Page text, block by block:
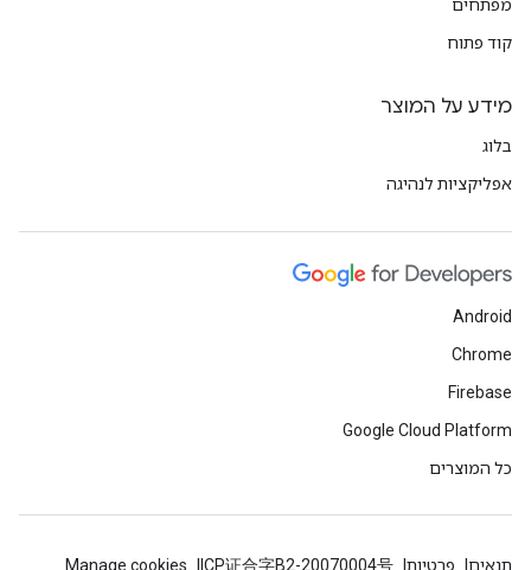
מפתחים
קוד פתוח
מידע על המוצר
בלוג
אפליקציות לנהיגה
Android
Chrome
Firebase
Google Cloud Platform
כל המוצרים
תנאים פרטיות ICP证合字B2-20070004号
Manage cookies